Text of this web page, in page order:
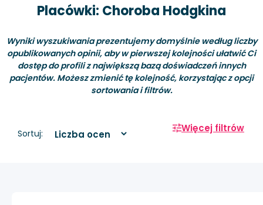
Placówki: Choroba Hodgkina
Wyniki wyszukiwania prezentujemy domyślnie według liczby
opublikowanych opinii, aby w pierwszej kolejności ułatwić Ci
dostęp do profili z największą bazą doświadczeń innych
pacjentów. Możesz zmienić tę kolejność, korzystając z opcji
sortowania i filtrów.
Sortuj: Więcej filtrów